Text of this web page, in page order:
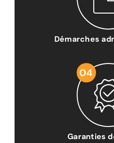
Démarches
Garanties